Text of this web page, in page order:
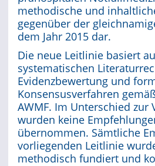
Autoren-Service
Bestell-Service
Stellenmarkt
Kongresskalender
methodische und
gegenüber der
dem Jahr 2015 dar.
Die neue Leitlinie basiert
systematischen
Evidenzbewertung und
Konsensusverfahren
AWMF. Im Unterschied zur
wurden keine
übernommen. Sämtliche
vorliegenden Leitlinie
methodisch fundiert und